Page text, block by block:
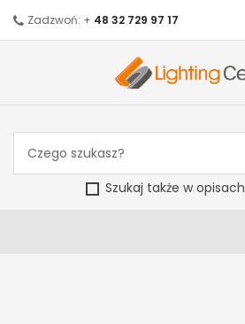
Szukaj także w opisach
Zadzwoń: + 48 32 729 97 17